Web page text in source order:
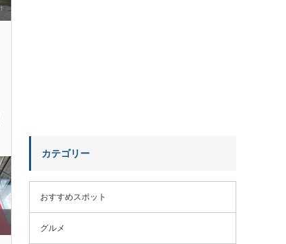
カテゴリー
おすすめスポット
グルメ